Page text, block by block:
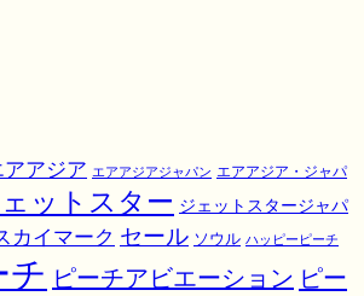
アアジア エアアジアジャパン エアアジア・ジャパ
ットスター ジェットスタージャパ
カイマーク セール ソウル ハッピーピーチ
チ ピーチアビエーション ピー